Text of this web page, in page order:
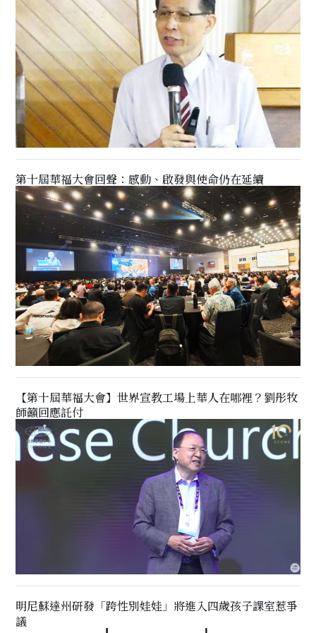
第十屆華福大會回聲：感動、啟發與使命仍在延續
【第十屆華福大會】世界宣教工場上華人在哪裡？劉彤牧
師籲回應託付
明尼蘇達州研發「跨性別娃娃」將進入四歲孩子課室惹爭
議